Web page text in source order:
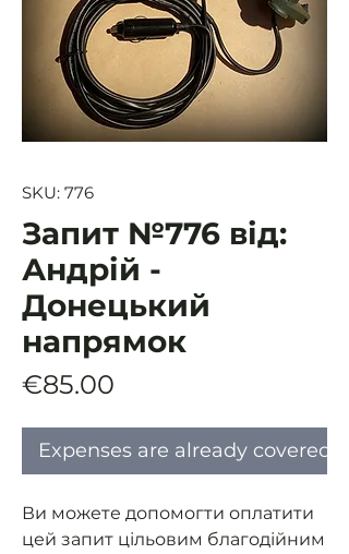
SKU: 776
Запит №776 від:
Андрій -
Донецький
напрямок
€85.00
Expenses are already covered
Ви можете допомогти оплатити
цей запит цільовим благодійним